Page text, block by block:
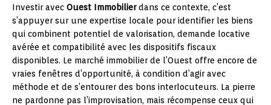
Investir avec Ouest Immobilierdans ce contexte, c’est
s’appuyer sur une expertise locale pour identifier les biens
qui combinent potentiel de valorisation, demande locative
avérée et compatibilité avec les dispositifs fiscaux
disponibles. Le marché immobilier de l’Ouest offre encore de
vraies fenêtres d’opportunité, à condition d’agir avec
méthode et de s’entourer des bons interlocuteurs. La pierre
ne pardonne pas l’improvisation, mais récompense ceux qui